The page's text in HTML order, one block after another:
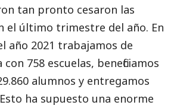
tan pronto cesaron las
el último trimestre del año. En
año 2021 trabajamos de
758 escuelas, beneficiamos
alumnos y entregamos
ha supuesto una enorme